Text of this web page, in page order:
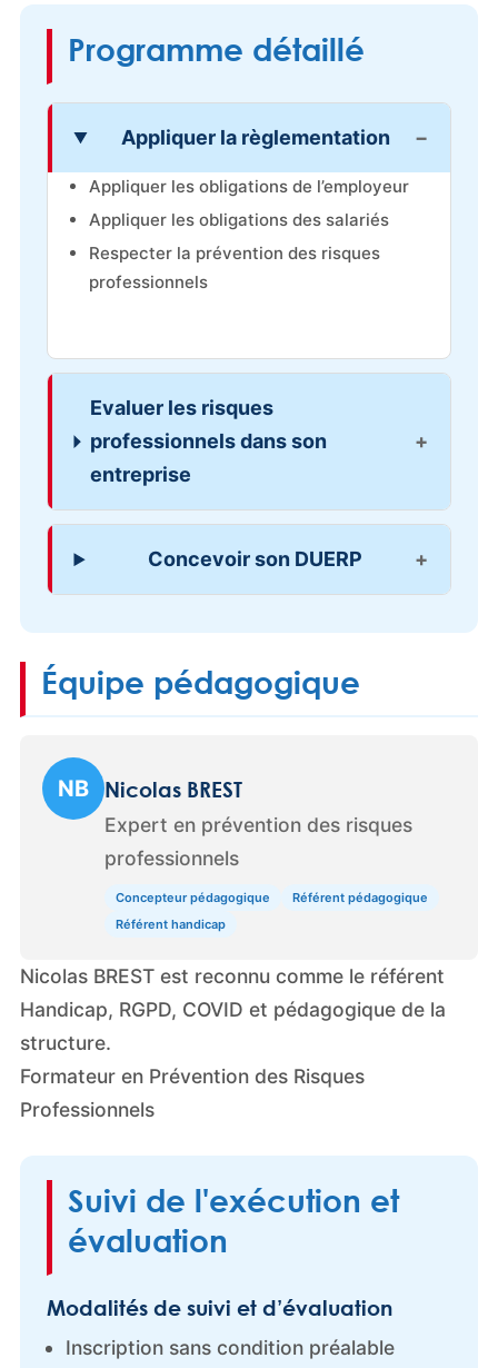
Programme détaillé
Appliquer la règlementation
Appliquer les obligations de l’employeur
Appliquer les obligations des salariés
Respecter la prévention des risques
professionnels
Evaluer les risques
professionnels dans son
entreprise
Concevoir son DUERP
Équipe pédagogique
NB Nicolas BREST
Expert en prévention des risques
professionnels
Concepteur pédagogique
Référent pédagogique
Référent handicap
Nicolas BREST est reconnu comme le référent
Handicap, RGPD, COVID et pédagogique de la
structure.
Formateur en Prévention des Risques
Professionnels
Suivi de l'exécution et
évaluation
Modalités de suivi et d’évaluation
Inscription sans condition préalable